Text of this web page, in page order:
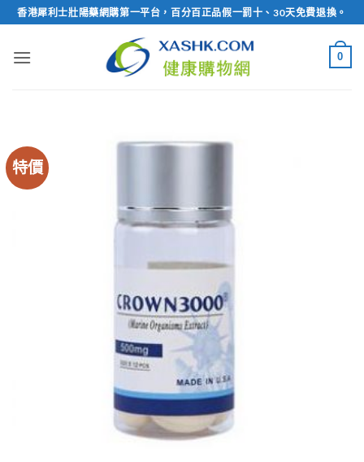
Skip
to
content
香港犀利士壯陽藥網購第一平台，百分百正品假一罰十、30天免費退換。
0
特價